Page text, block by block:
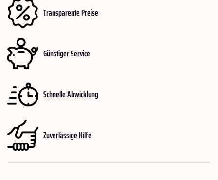
Transparente Preise
Günstiger Service
Schnelle Abwicklung
Zuverlässige Hilfe